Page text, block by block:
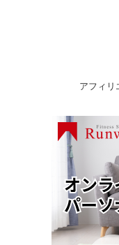
アフィリ